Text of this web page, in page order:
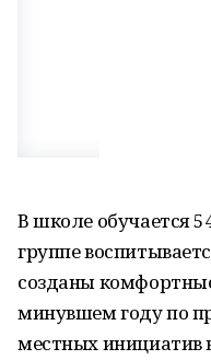
В школе обучается
группе
созданы
минувшем году по
местных инициатив